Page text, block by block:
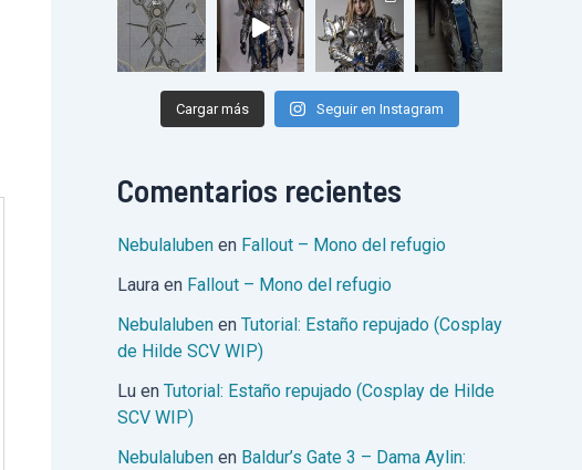
Cargar más Seguir en Instagram
Comentarios recientes
Nebulaluben en Fallout – Mono del refugio
Laura en Fallout – Mono del refugio
Nebulaluben en Tutorial: Estaño repujado (Cosplay
de Hilde SCV WIP)
Lu en Tutorial: Estaño repujado (Cosplay de Hilde
SCV WIP)
Nebulaluben en Baldur’s Gate 3 – Dama Aylin: